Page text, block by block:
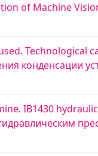
of Machine
Technological
конденсации
IB1430